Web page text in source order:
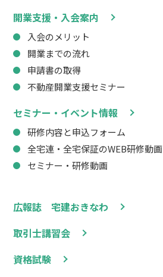
広報誌 宅建おきなわ
取引士講習会
資格試験
開業支援・入会案内
入会のメリット
開業までの流れ
申請書の取得
不動産開業支援セミナー
セミナー・イベント情報
研修内容と申込フォーム
全宅連・全宅保証のWEB研修動画
セミナー・研修動画